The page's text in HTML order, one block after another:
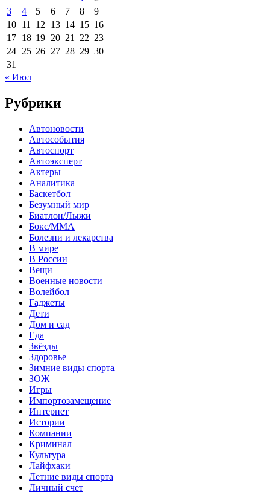
3
4 5 6 7 8
9
10 11 12 13 14 15 16
17 18 19 20 21 22 23
24 25 26 27 28 29 30
31
« Июл
Рубрики
Автоновости
Автособытия
Автоспорт
Автоэксперт
Актеры
Аналитика
Баскетбол
Безумный мир
Биатлон/Лыжи
Бокс/MMA
Болезни и лекарства
В мире
В России
Вещи
Военные новости
Волейбол
Гаджеты
Дети
Дом и сад
Еда
Звёзды
Здоровье
Зимние виды спорта
ЗОЖ
Игры
Импортозамещение
Интернет
Истории
Компании
Криминал
Культура
Лайфхаки
Летние виды спорта
Личный счет